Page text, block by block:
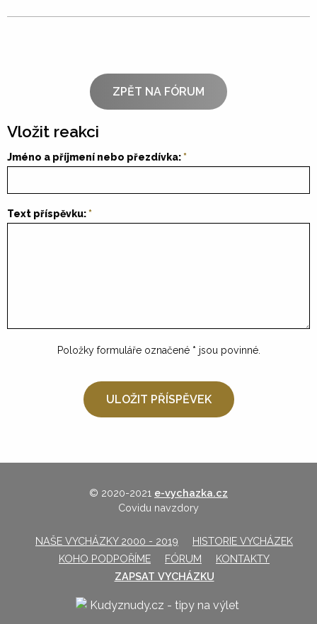
ZPĚT NA FÓRUM
Vložit reakci
Jméno a příjmení nebo přezdívka:
Text příspěvku:
Položky formuláře označené * jsou povinné.
© 2020-2021 e-vychazka.cz
Covidu navzdory
NAŠE VYCHÁZKY 2000 - 2019
HISTORIE VYCHÁZEK
KOHO PODPOŘÍME
FÓRUM
KONTAKTY
ZAPSAT VYCHÁZKU